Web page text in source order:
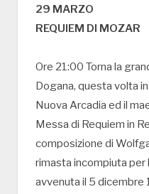
29 MARZO
REQUIEM DI MOZAR
Ore 21:00 Torna la
Dogana, questa volta
Nuova Arcadia ed il
Messa di Requiem in
composizione di
rimasta incompiuta per
avvenuta il 5 dicembre